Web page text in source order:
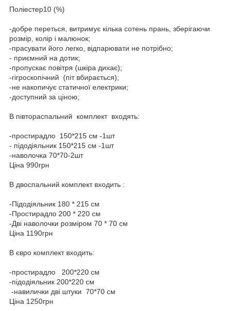
Поліестер10 (%)
-добре переться, витримує кілька сотень прань, зберігаючи
розмір, колір і малюнок;
-прасувати його легко, відпарювати не потрібно;
- приємний на дотик;
-пропускає повітря (шкіра дихає);
-гігроскопічний (піт вбирається);
-не накопичує статичної електрики;
-доступний за ціною;
В півтораспальний комплект входять:
-простирадло 150*215 см -1шт
- підодіяльник 150*215 см -1шт
-наволочка 70*70-2шт
Ціна 990грн
В двоспальний комплект входить :
-Підодіяльник 180 * 215 см
-Простирадло 200 * 220 см
-Дві наволочки розміром 70 * 70 см
Ціна 1190грн
В євро комплект входить:
-простирадло 200*220 см
-підодіяльник 200*220 см
-навилички дві штуки 70*70 см
Ціна 1250грн